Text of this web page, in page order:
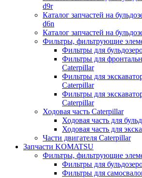
d9r
Каталог запчастей на
d6n
Каталог запчастей на
Фильтры, фильтрующие
Фильтры для
Фильтры для
Caterpillar
Фильтры для
Caterpillar
Фильтры для
Caterpillar
Ходовая часть Caterpillar
Ходовая часть для
Ходовая часть для
Части двигателя Caterpillar
Запчасти KOMATSU
Фильтры, фильтрующие
Фильтры для
Фильтры для